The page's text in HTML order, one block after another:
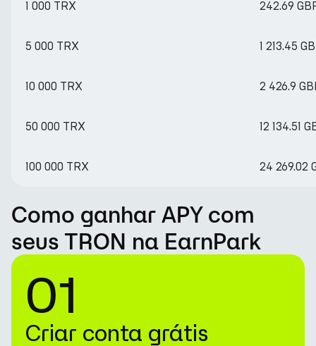
1 000 TRX 242.69
5 000 TRX 1 213.45
10 000 TRX 2 426.9
50 000 TRX 12 134.51
100 000 TRX 24 269.02
Como ganhar APY com
seus TRON na EarnPark
01
Criar conta grátis